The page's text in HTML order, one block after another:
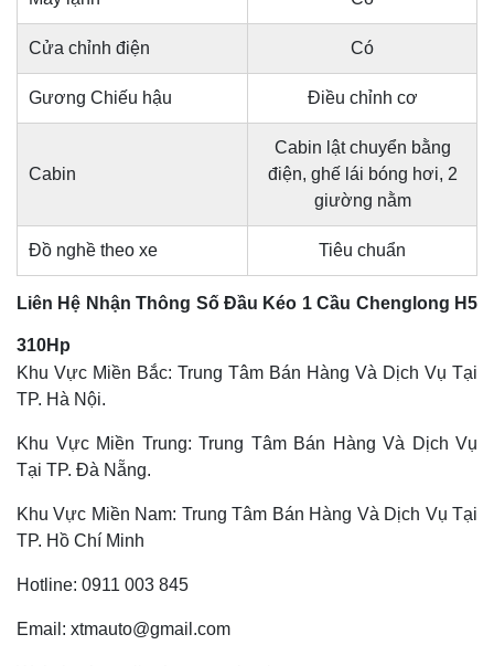
Cửa chỉnh điện Có
Gương Chiếu hậu Điều chỉnh cơ
Cabin
Cabin lật chuyển bằng
điện, ghế lái bóng hơi, 2
giường nằm
Đồ nghề theo xe Tiêu chuẩn
Liên Hệ Nhận Thông Số Đầu Kéo 1 Cầu Chenglong H5
310Hp
Khu Vực Miền Bắc: Trung Tâm Bán Hàng Và Dịch Vụ Tại
TP. Hà Nội.
Khu Vực Miền Trung: Trung Tâm Bán Hàng Và Dịch Vụ
Tại TP. Đà Nẵng.
Khu Vực Miền Nam: Trung Tâm Bán Hàng Và Dịch Vụ Tại
TP. Hồ Chí Minh
Hotline: 0911 003 845
Email: xtmauto@gmail.com